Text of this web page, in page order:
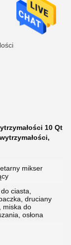
10 Qt
,
mikser
ciasta,
druciany
miska do
osłona